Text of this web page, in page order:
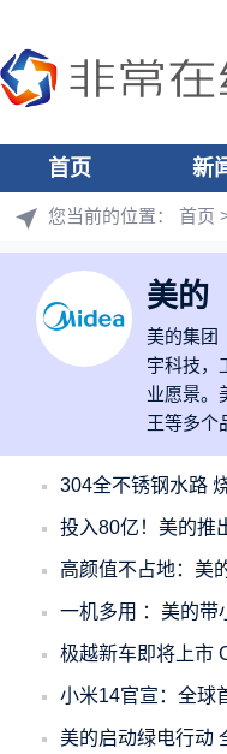
首页 新
您当前的位置： 首页
美的
美的集团
宇科技，
业愿景。
王等多个
304全不锈钢水路
投入80亿！美的推
高颜值不占地：美
一机多用 ：美的带
极越新车即将上市
小米14官宣：全球
美的启动绿电行动